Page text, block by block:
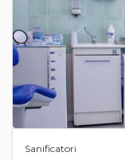
Sanificatori